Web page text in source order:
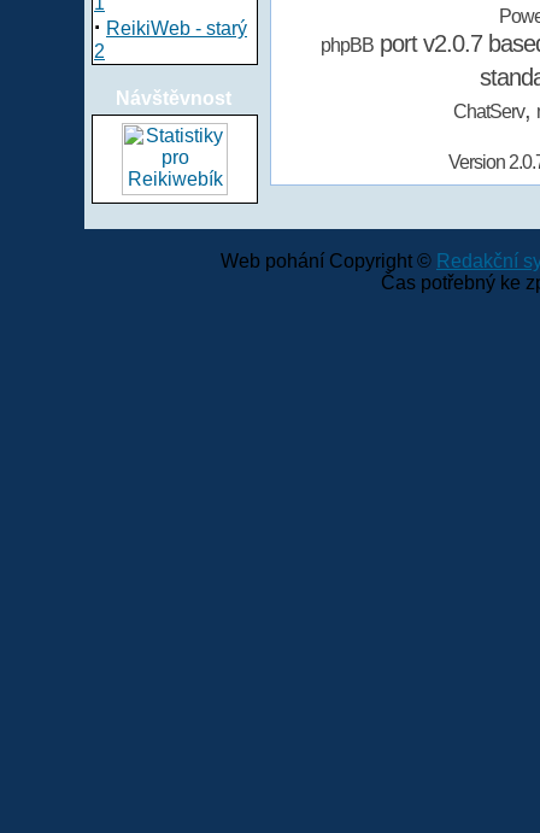
· ReikiWeb - starý
2
Návštěvnost
phpBBport v2.0.7
ChatServ,
Version
Web pohání Copyright © Redakční
Čas potřebný ke